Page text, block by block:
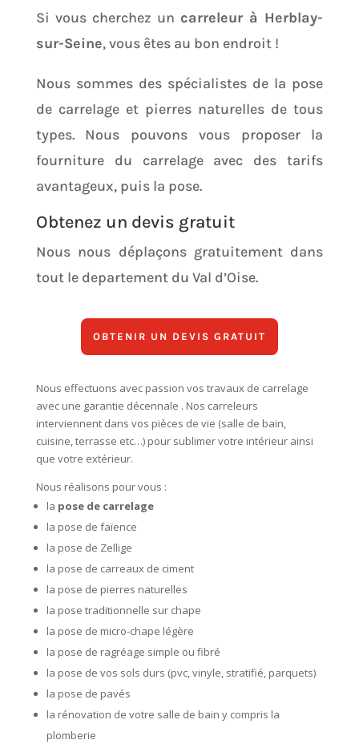
Si vous cherchez un carreleur à Herblay-
sur-Seine, vous êtes au bon endroit !
Nous sommes des spécialistes de la pose
de carrelage et pierres naturelles de tous
types. Nous pouvons vous proposer la
fourniture du carrelage avec des tarifs
avantageux, puis la pose.
Obtenez un devis gratuit
Nous nous déplaçons gratuitement dans
tout le departement du Val d’Oise.
OBTENIR UN DEVIS GRATUIT
Nous effectuons avec passion vos travaux de carrelage
avec une garantie décennale . Nos carreleurs
interviennent dans vos pièces de vie (salle de bain,
cuisine, terrasse etc…) pour sublimer votre intérieur ainsi
que votre extérieur.
Nous réalisons pour vous :
la pose de carrelage
la pose de faïence
la pose de Zellige
la pose de carreaux de ciment
la pose de pierres naturelles
la pose traditionnelle sur chape
la pose de micro-chape légère
la pose de ragréage simple ou fibré
la pose de vos sols durs (pvc, vinyle, stratifié, parquets)
la pose de pavés
la rénovation de votre salle de bain y compris la
plomberie